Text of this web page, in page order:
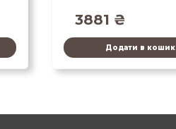
3881 ₴
Додати в кошик